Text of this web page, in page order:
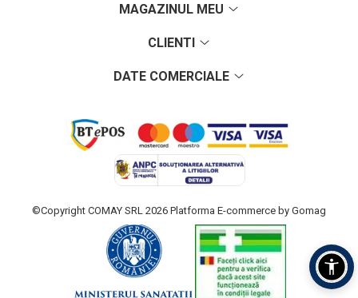
MAGAZINUL MEU
CLIENTI
DATE COMERCIALE
©Copyright COMAY SRL 2026 Platforma E-commerce by Gomag